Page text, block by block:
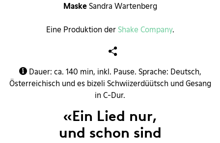
MaskeSandra Wartenberg
Eine Produktion der Shake Company.
Dauer: ca. 140 min, inkl. Pause. Sprache: Deutsch,
Österreichisch und es bizeli Schwiizerdüütsch und Gesang
in C-Dur.
«Ein Lied nur,
und schon sind